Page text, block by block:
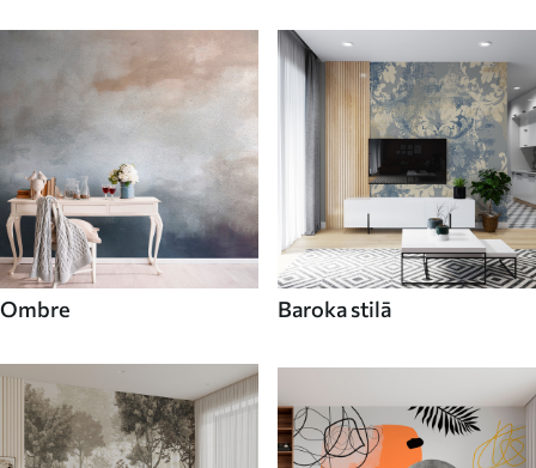
Ombre Baroka stilā